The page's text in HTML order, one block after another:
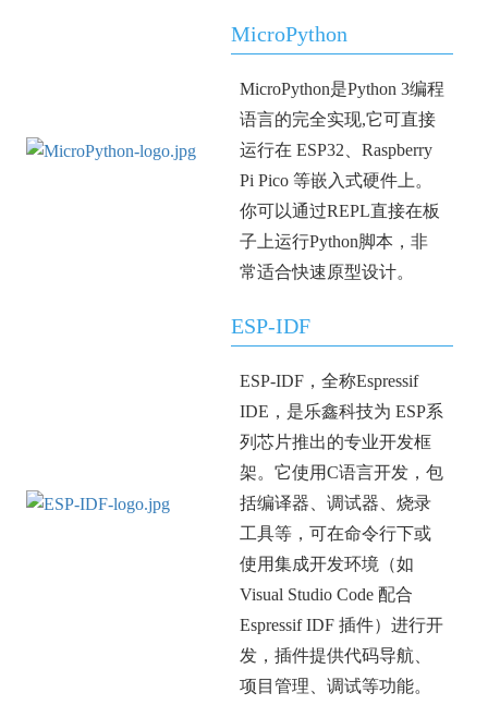
MicroPython
MicroPython是Python 3编程
语言的完全实现,它可直接
运行在 ESP32、Raspberry
Pi Pico 等嵌入式硬件上。
你可以通过REPL直接在板
子上运行Python脚本，非
常适合快速原型设计。
ESP-IDF
ESP-IDF，全称Espressif
IDE，是乐鑫科技为 ESP系
列芯片推出的专业开发框
架。它使用C语言开发，包
括编译器、调试器、烧录
工具等，可在命令行下或
使用集成开发环境（如
Visual Studio Code 配合
Espressif IDF 插件）进行开
发，插件提供代码导航、
项目管理、调试等功能。